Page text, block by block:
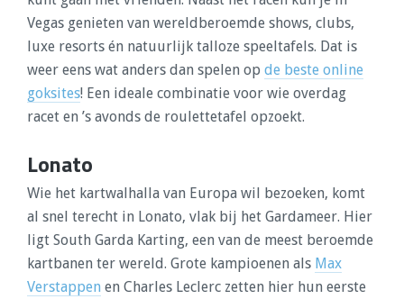
Vegas genieten van wereldberoemde shows, clubs,
luxe resorts én natuurlijk talloze speeltafels. Dat is
weer eens wat anders dan spelen op de beste online
goksites! Een ideale combinatie voor wie overdag
racet en ’s avonds de roulettetafel opzoekt.
Lonato
Wie het kartwalhalla van Europa wil bezoeken, komt
al snel terecht in Lonato, vlak bij het Gardameer. Hier
ligt South Garda Karting, een van de meest beroemde
kartbanen ter wereld. Grote kampioenen als Max
Verstappen en Charles Leclerc zetten hier hun eerste